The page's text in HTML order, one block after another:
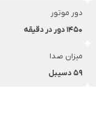
دور موتور
1450 دور در دقیقه
میزان صدا
59 دسیبل